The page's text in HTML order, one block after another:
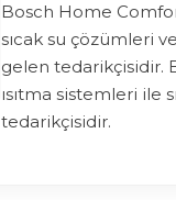
Bosch Home
sıcak su çözümleri
gelen tedarikçisidir.
ısıtma sistemleri ile
tedarikçisidir.